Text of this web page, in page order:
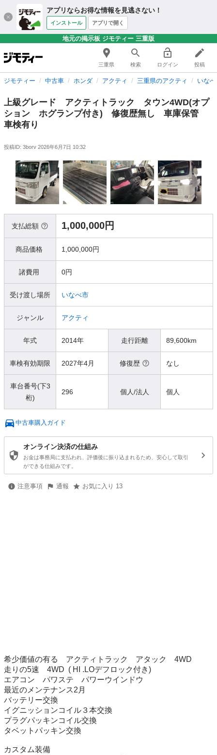
アプリならお得な情報を見逃さない！
インストール アプリで開く
地元の掲示板 ジモティー 三重版
三重県 検索 ログイン 投稿
ジモティー 中古車 ホンダ アクティ 三重県のアクティ いな
上級グレード アクティトラック タウン4WD(オプ
ション ホグランプ付き) 修復歴無し 車庫保管
車検有り
投稿ID: 3borv 2026年6月7日 10:32
支払総額 1,000,000円
商品価格 1,000,000円
諸費用 0円
受け渡し場所 いなべ市
ジャンル アクティ
年式 2014年 走行距離 89,600km
車検有効期限 2027年4月 修復歴 なし
車台番号(下3
桁)
296 個人/法人 個人
中古車購入ガイド
オンライン決済の仕組み
お金は事務局に支払われ、評価後に振り込まれるため、安心して取引
ができる仕組みです。
注意事項 通報 お気に入り 13
希少価値の有る　アクティトラック　アタック　4WD
走りの5速　4WD  ( HI .LOデフロック付き)
エアコン　パワステ　パワーウインドウ
最近のメンテナンス2月
バッテリー交換
イグニッションコイル３本交換
プラグパッキンコイル交換
タベットパッキン交換
カスタム装備